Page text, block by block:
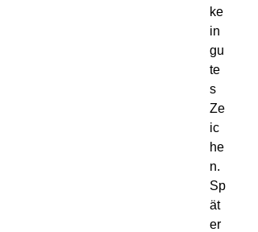
ke
in
gu
te
s
Ze
ic
he
n.
Sp
ät
er